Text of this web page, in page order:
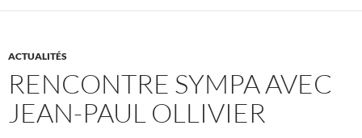
ACTUALITÉS
RENCONTRE SYMPA AVEC
JEAN-PAUL OLLIVIER